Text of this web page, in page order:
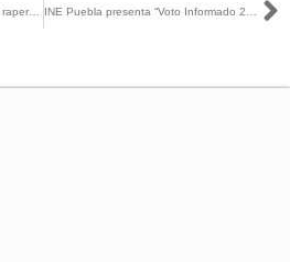
Entrevista con Danger y Ximbo los raperos que explicaron el Segundo Debate Presidencial INE Puebla presenta “Voto Informado 2018″